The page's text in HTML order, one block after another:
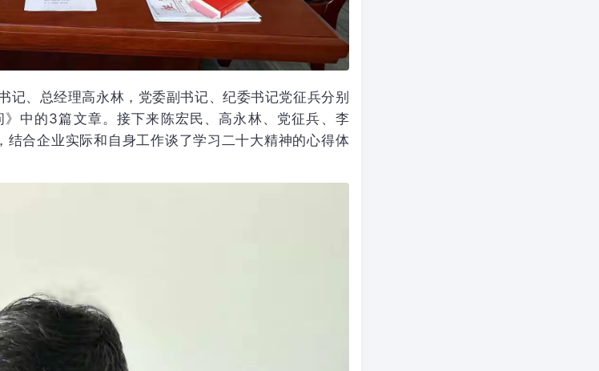
记、总经理高永林，党委副书记、纪委书记党征兵分别
中的3篇文章。接下来陈宏民、高永林、党征兵、李
合企业实际和自身工作谈了学习二十大精神的心得体